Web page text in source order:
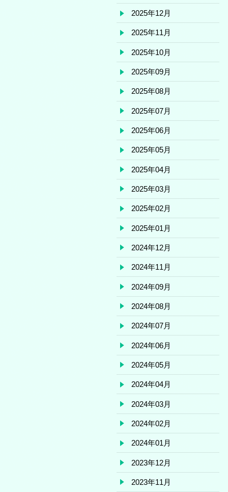
2025年12月
2025年11月
2025年10月
2025年09月
2025年08月
2025年07月
2025年06月
2025年05月
2025年04月
2025年03月
2025年02月
2025年01月
2024年12月
2024年11月
2024年09月
2024年08月
2024年07月
2024年06月
2024年05月
2024年04月
2024年03月
2024年02月
2024年01月
2023年12月
2023年11月